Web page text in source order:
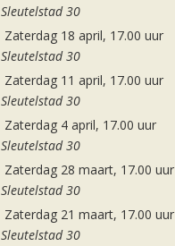
Sleutelstad 30
Zaterdag 18 april, 17.00 uur
Sleutelstad 30
Zaterdag 11 april, 17.00 uur
Sleutelstad 30
Zaterdag 4 april, 17.00 uur
Sleutelstad 30
Zaterdag 28 maart, 17.00 uur
Sleutelstad 30
Zaterdag 21 maart, 17.00 uur
Sleutelstad 30